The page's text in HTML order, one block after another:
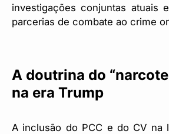
investigações conjuntas atuais
parcerias de combate ao crime
A doutrina do
na era Trump
A inclusão do PCC e do CV na